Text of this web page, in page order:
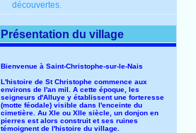
découvertes.
Présentation du village
Bienvenue à Saint-Christophe-sur-le-Nais
L'histoire de St Christophe commence aux
environs de l'an mil. A cette époque, les
seigneurs d'Alluye y établissent une forteresse
(motte féodale) visible dans l'enceinte du
cimetière. Au XIe ou XIIe siècle, un donjon en
pierres est alors construit et ses ruines
témoignent de l'histoire du village.